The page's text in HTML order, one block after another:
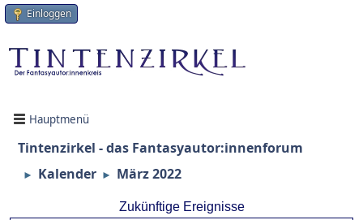
Einloggen
Hauptmenü
Tintenzirkel - das Fantasyautor:innenforum
► Kalender ► März 2022
Zukünftige Ereignisse